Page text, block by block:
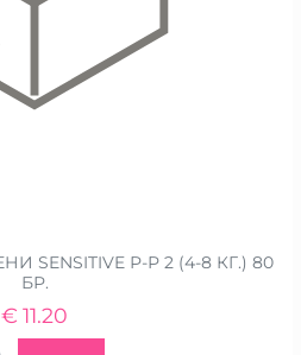
SENSITIVE Р-Р 2 (4-8 КГ.) 80
БР.
11.20
€